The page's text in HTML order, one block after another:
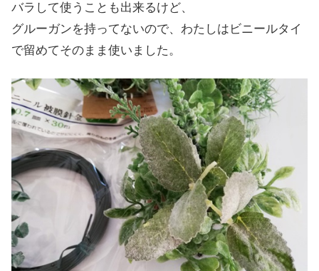
バラして使うことも出来るけど、
グルーガンを持ってないので、わたしはビニールタイ
で留めてそのまま使いました。